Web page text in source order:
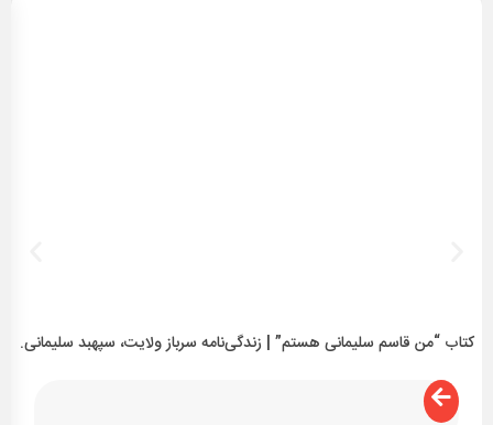
کتاب “من قاسم سلیمانی هستم” | زندگی‌نامه سرباز ولایت، سپهبد سلیمانی.